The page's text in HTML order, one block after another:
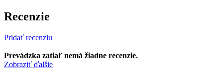
Recenzie
Pridať recenziu
Prevádzka zatiaľ nemá žiadne recenzie.
Zobraziť ďalšie